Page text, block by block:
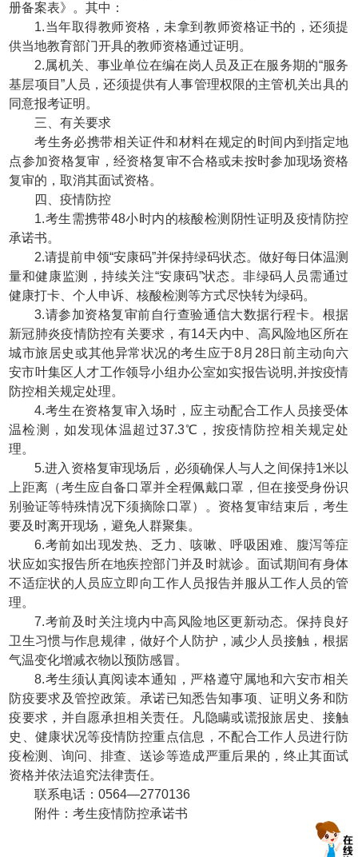
册备案表》。其中：
1.当年取得教师资格，未拿到教师资格证书的，还须提
供当地教育部门开具的教师资格通过证明。
2.属机关、事业单位在编在岗人员及正在服务期的“服务
基层项目”人员，还须提供有人事管理权限的主管机关出具的
同意报考证明。
三、有关要求
考生务必携带相关证件和材料在规定的时间内到指定地
点参加资格复审，经资格复审不合格或未按时参加现场资格
复审的，取消其面试资格。
四、疫情防控
1.考生需携带48小时内的核酸检测阴性证明及疫情防控
承诺书。
2.请提前申领“安康码”并保持绿码状态。做好每日体温测
量和健康监测，持续关注“安康码”状态。非绿码人员需通过
健康打卡、个人申诉、核酸检测等方式尽快转为绿码。
3.请参加资格复审前自行查验通信大数据行程卡。根据
新冠肺炎疫情防控有关要求，有14天内中、高风险地区所在
城市旅居史或其他异常状况的考生应于8月28日前主动向六
安市叶集区人才工作领导小组办公室如实报告说明,并按疫情
防控相关规定处理。
4.考生在资格复审入场时，应主动配合工作人员接受体
温检测，如发现体温超过37.3℃，按疫情防控相关规定处
理。
5.进入资格复审现场后，必须确保人与人之间保持1米以
上距离（考生应自备口罩并全程佩戴口罩，但在接受身份识
别验证等特殊情况下须摘除口罩）。资格复审结束后，考生
要及时离开现场，避免人群聚集。
6.考前如出现发热、乏力、咳嗽、呼吸困难、腹泻等症
状应如实报告所在地疾控部门并及时就诊。面试期间有身体
不适症状的人员应立即向工作人员报告并服从工作人员的管
理。
7.考前及时关注境内中高风险地区更新动态。保持良好
卫生习惯与作息规律，做好个人防护，减少人员接触，根据
气温变化增减衣物以预防感冒。
8.考生须认真阅读本通知，严格遵守属地和六安市相关
防疫要求及管控政策。承诺已知悉告知事项、证明义务和防
疫要求，并自愿承担相关责任。凡隐瞒或谎报旅居史、接触
史、健康状况等疫情防控重点信息，不配合工作人员进行防
疫检测、询问、排查、送诊等造成严重后果的，终止其面试
资格并依法追究法律责任。
联系电话：0564—2770136
附件：考生疫情防控承诺书